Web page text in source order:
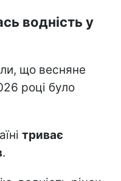
водність у
що весняне
році було
триває
.